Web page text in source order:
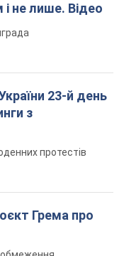
і не лише. Відео
23-й день
з
протестів
Грема про